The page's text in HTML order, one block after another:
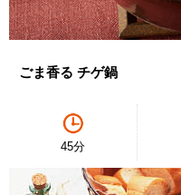
ごま香る チゲ鍋
45分